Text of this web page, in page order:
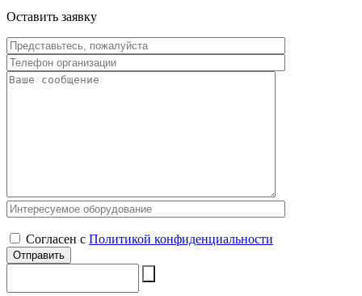
Оставить заявку
Согласен с Политикой конфиденциальности